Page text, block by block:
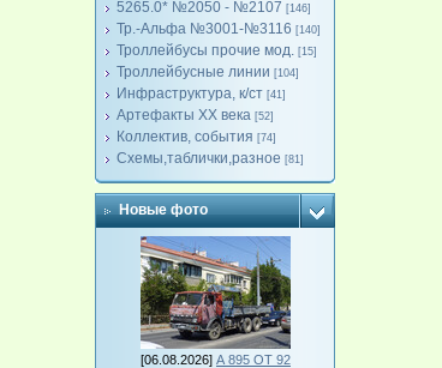
5265.0* №2050 - №2107 [146]
Тр.-Альфа №3001-№3116 [140]
Троллейбусы прочие мод. [15]
Троллейбусные линии [104]
Инфраструктура, к/ст [41]
Артефакты ХХ века [52]
Коллектив, события [74]
Схемы,таблички,разное [81]
Новые фото
[06.08.2026] А 895 ОТ 92